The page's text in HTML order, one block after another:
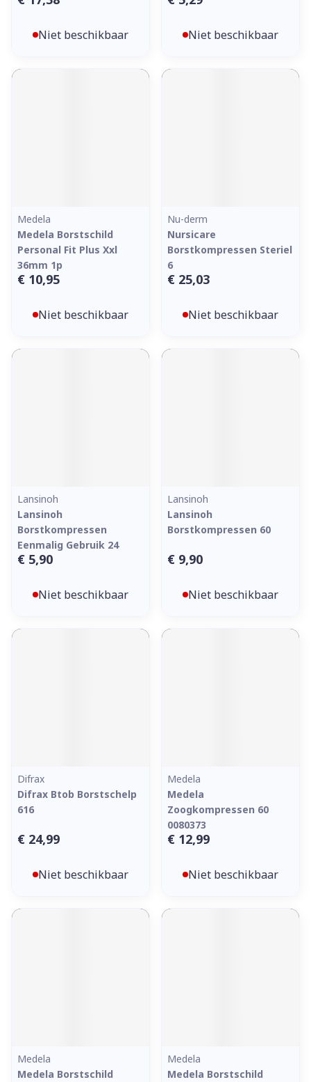
Niet beschikbaar Niet beschikbaar
Medela
Medela Borstschild
Personal Fit Plus Xxl
36mm 1p
€ 10,95
Niet beschikbaar
Nu-derm
Nursicare
Borstkompressen Steriel
6
€ 25,03
Niet beschikbaar
Lansinoh
Lansinoh
Borstkompressen
Eenmalig Gebruik 24
€ 5,90
Niet beschikbaar
Lansinoh
Lansinoh
Borstkompressen 60
€ 9,90
Niet beschikbaar
Difrax
Difrax Btob Borstschelp
616
€ 24,99
Niet beschikbaar
Medela
Medela
Zoogkompressen 60
0080373
€ 12,99
Niet beschikbaar
Medela
Medela Borstschild
Medela
Medela Borstschild